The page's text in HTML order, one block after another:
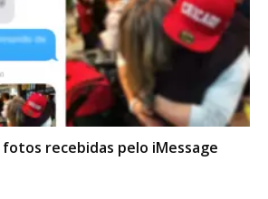
fotos recebidas pelo iMessage